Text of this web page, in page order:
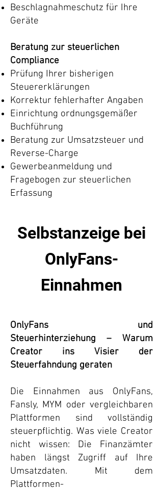
Beschlagnahmeschutz für Ihre
Geräte
Beratung zur steuerlichen
Compliance
Prüfung Ihrer bisherigen
Steuererklärungen
Korrektur fehlerhafter Angaben
Einrichtung ordnungsgemäßer
Buchführung
Beratung zur Umsatzsteuer und
Reverse-Charge
Gewerbeanmeldung und
Fragebogen zur steuerlichen
Erfassung
Selbstanzeige bei
OnlyFans-
Einnahmen
OnlyFans und
Steuerhinterziehung – Warum
Creator ins Visier der
Steuerfahndung geraten
Die Einnahmen aus OnlyFans,
Fansly, MYM oder vergleichbaren
Plattformen sind vollständig
steuerpflichtig. Was viele Creator
nicht wissen: Die Finanzämter
haben längst Zugriff auf Ihre
Umsatzdaten. Mit dem
Plattformen-